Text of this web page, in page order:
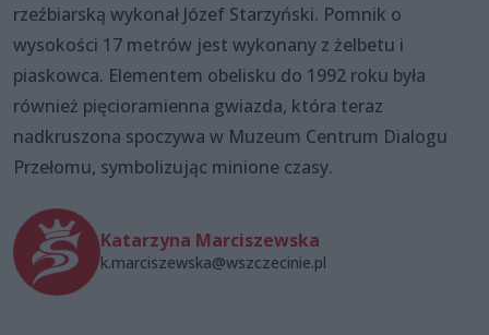
rzeźbiarską wykonał Józef Starzyński. Pomnik o
wysokości 17 metrów jest wykonany z żelbetu i
piaskowca. Elementem obelisku do 1992 roku była
również pięcioramienna gwiazda, która teraz
nadkruszona spoczywa w Muzeum Centrum Dialogu
Przełomu, symbolizując minione czasy.
Katarzyna Marciszewska
k.marciszewska@wszczecinie.pl